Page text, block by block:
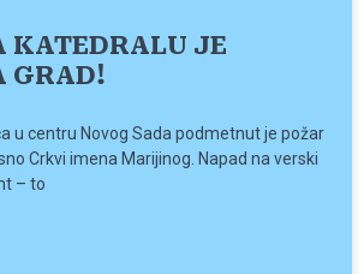
KATEDRALU JE
GRAD!
u centru Novog Sada podmetnut je požar
Crkvi imena Marijinog. Napad na verski
– to